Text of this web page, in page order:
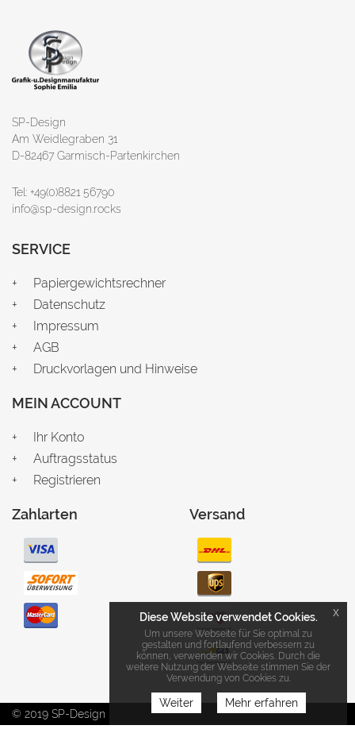
SP-Design
Am Weidlegraben 31
D-82467 Garmisch-Partenkirchen
Tel: +49(0)8821 56790
info@sp-design.rocks
SERVICE
Papiergewichtsrechner
Datenschutz
Impressum
AGB
Druckvorlagen und Hinweise
MEIN ACCOUNT
Ihr Konto
Auftragsstatus
Registrieren
Zahlarten Versand
© 2019 SP-Design
Diese Website verwendet Cookies.
Um unsere Webseite für Sie optimal zu
gestalten und fortlaufend verbessern zu
können, verwenden wir Cookies. Durch die
weitere Nutzung der Webseite stimmen Sie der
Verwendung von Cookies zu.
Weiter Mehr erfahren
x